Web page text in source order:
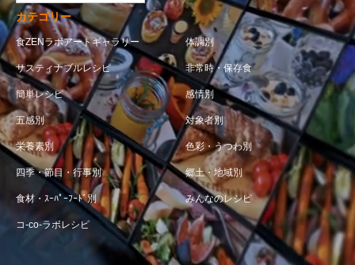
カテゴリー
食ZENラボアートギャラリー 体調別
サスティナブルレシピ 非常時・保存食
簡単レシピ 感情別
五感別 対象者別
栄養素別 色彩・うつわ別
四季・節目・行事別 郷土・地域別
食材・ｽｰﾊﾟｰﾌｰﾄﾞ別 みんなのレシピ
コ-co-ラボレシピ